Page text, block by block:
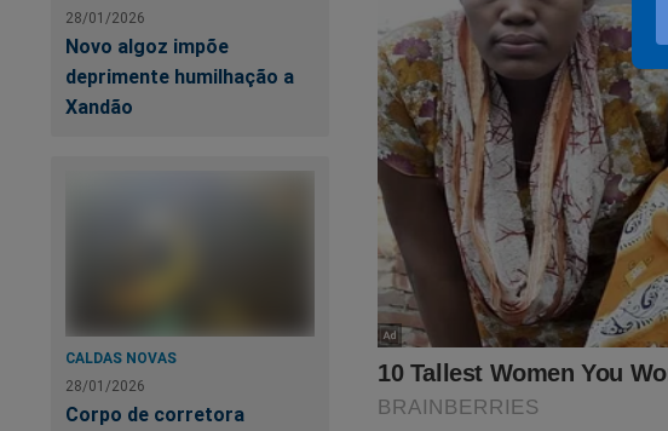
28/01/2026
Novo algoz impõe
deprimente humilhação a
Xandão
CALDAS NOVAS
28/01/2026
Corpo de corretora